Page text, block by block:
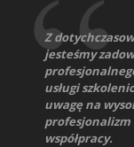
Z
jesteśmy
usługi
uwagę na
profesjonalizm
współpracy.